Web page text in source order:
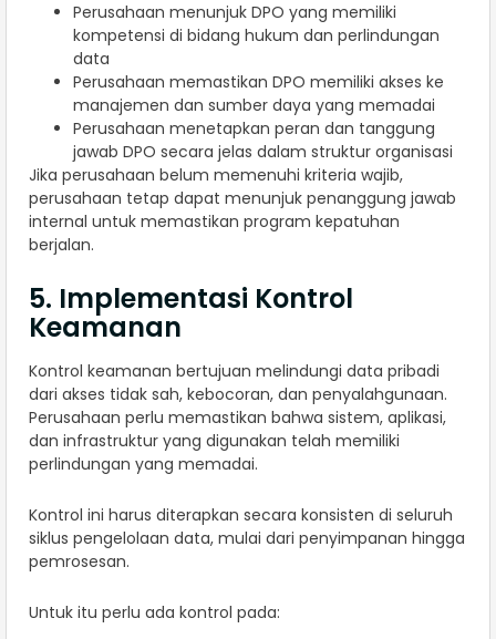
Perusahaan menunjuk DPO yang memiliki
kompetensi di bidang hukum dan perlindungan
data
Perusahaan memastikan DPO memiliki akses ke
manajemen dan sumber daya yang memadai
Perusahaan menetapkan peran dan tanggung
jawab DPO secara jelas dalam struktur organisasi
Jika perusahaan belum memenuhi kriteria wajib,
perusahaan tetap dapat menunjuk penanggung jawab
internal untuk memastikan program kepatuhan
berjalan.
5. Implementasi Kontrol
Keamanan
Kontrol keamanan bertujuan melindungi data pribadi
dari akses tidak sah, kebocoran, dan penyalahgunaan.
Perusahaan perlu memastikan bahwa sistem, aplikasi,
dan infrastruktur yang digunakan telah memiliki
perlindungan yang memadai.
Kontrol ini harus diterapkan secara konsisten di seluruh
siklus pengelolaan data, mulai dari penyimpanan hingga
pemrosesan.
Untuk itu perlu ada kontrol pada: